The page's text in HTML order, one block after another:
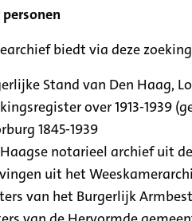
biedt via deze
Stand van Den Haag,
over 1913-1939
1845-1939
notarieel archief uit de
uit het
van het Burgerlijk